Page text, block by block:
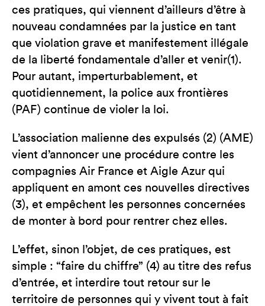
ces pratiques, qui viennent d’ailleurs d’être à
nouveau condamnées par la justice en tant
que violation grave et manifestement illégale
de la liberté fondamentale d’aller et venir(1).
Pour autant, imperturbablement, et
quotidiennement, la police aux frontières
(PAF) continue de violer la loi.
L’association malienne des expulsés (2) (AME)
vient d’annoncer une procédure contre les
compagnies Air France et Aigle Azur qui
appliquent en amont ces nouvelles directives
(3), et empêchent les personnes concernées
de monter à bord pour rentrer chez elles.
L’effet, sinon l’objet, de ces pratiques, est
simple : “faire du chiffre” (4) au titre des refus
d’entrée, et interdire tout retour sur le
territoire de personnes qui y vivent tout à fait